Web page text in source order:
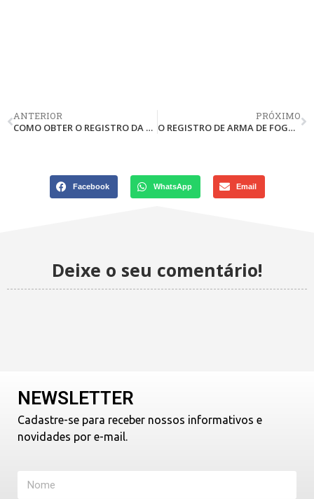
ANTERIOR
COMO OBTER O REGISTRO DA MINHA ARMA DE FOGO?
PRÓXIMO
O REGISTRO DE ARMA DE FOGO EXPEDIDO EM UM ESTADO DA FEDERAÇÃO É VÁLIDO NOS DEMAIS ESTADOS?
Facebook WhatsApp Email
Deixe o seu comentário!
NEWSLETTER
Cadastre-se para receber nossos informativos e
novidades por e-mail.